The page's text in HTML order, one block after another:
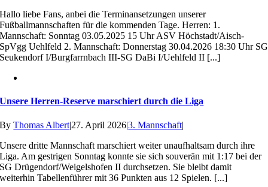
Hallo liebe Fans, anbei die Terminansetzungen unserer
Fußballmannschaften für die kommenden Tage. Herren: 1.
Mannschaft: Sonntag 03.05.2025 15 Uhr ASV Höchstadt/Aisch-
SpVgg Uehlfeld 2. Mannschaft: Donnerstag 30.04.2026 18:30 Uhr SG
Seukendorf I/Burgfarrnbach III-SG DaBi I/Uehlfeld II [...]
Unsere Herren-Reserve marschiert durch die Liga
ByThomas Albert|27. April 2026|3. Mannschaft|
Unsere dritte Mannschaft marschiert weiter unaufhaltsam durch ihre
Liga. Am gestrigen Sonntag konnte sie sich souverän mit 1:17 bei der
SG Drügendorf/Weigelshofen II durchsetzen. Sie bleibt damit
weiterhin Tabellenführer mit 36 Punkten aus 12 Spielen. [...]